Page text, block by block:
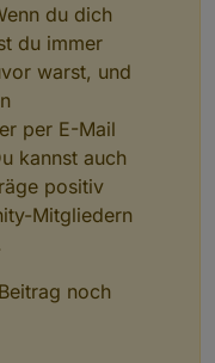
du dich
du immer
warst, und
per E-Mail
kannst auch
positiv
Mitgliedern
noch